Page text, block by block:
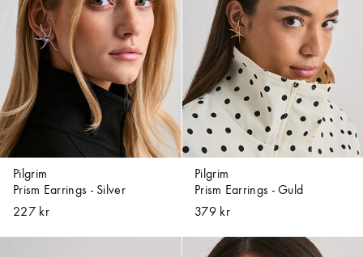
Pilgrim
Prism Earrings - Silver
227 kr
Pilgrim
Prism Earrings - Guld
379 kr